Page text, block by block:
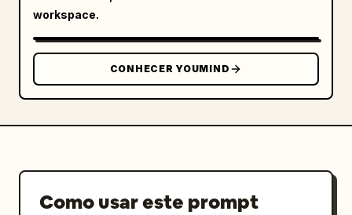
workspace.
CONHECER YOUMIND
Como usar este prompt